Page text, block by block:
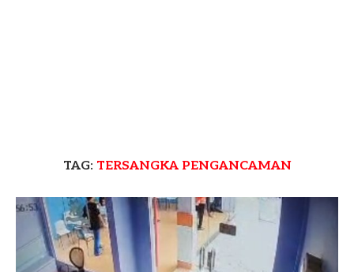
TAG: TERSANGKA PENGANCAMAN